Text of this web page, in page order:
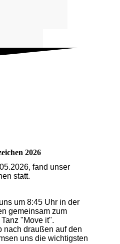
2026
fand unser
statt.
um 8:45 Uhr in der
gemeinsam zum
"Move it".
nach draußen auf den
uns die wichtigsten